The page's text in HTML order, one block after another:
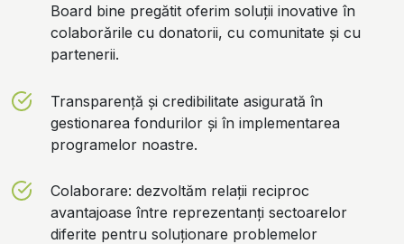
Board bine pregătit oferim soluții inovative în
colaborările cu donatorii, cu comunitate și cu
partenerii.
Transparență și credibilitate asigurată în
gestionarea fondurilor și în implementarea
programelor noastre.
Colaborare: dezvoltăm relații reciproc
avantajoase între reprezentanți sectoarelor
diferite pentru soluționare problemelor